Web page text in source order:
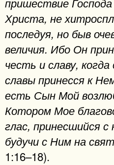
Христа, не
последуя, но быв
величия. Ибо Он
честь и славу,
славы принесся к
есть Сын Мой
Котором Мое
глас, принесшийся
будучи с Ним на
1:16–18).